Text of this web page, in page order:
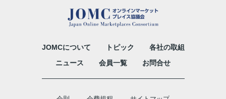
JOMCについて トピック
各社の取組
ニュース
会員一覧 お問合せ